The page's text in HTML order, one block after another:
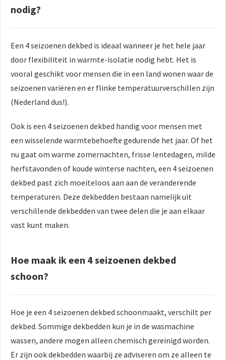
nodig?
Een 4 seizoenen dekbed is ideaal wanneer je het hele jaar
door flexibiliteit in warmte-isolatie nodig hebt. Het is
vooral geschikt voor mensen die in een land wonen waar de
seizoenen variëren en er flinke temperatuurverschillen zijn
(Nederland dus!).
Ook is een 4 seizoenen dekbed handig voor mensen met
een wisselende warmtebehoefte gedurende het jaar. Of het
nu gaat om warme zomernachten, frisse lentedagen, milde
herfstavonden of koude winterse nachten, een 4 seizoenen
dekbed past zich moeiteloos aan aan de veranderende
temperaturen. Deze dekbedden bestaan namelijk uit
verschillende dekbedden van twee delen die je aan elkaar
vast kunt maken.
Hoe maak ik een 4 seizoenen dekbed
schoon?
Hoe je een 4 seizoenen dekbed schoonmaakt, verschilt per
dekbed. Sommige dekbedden kun je in de wasmachine
wassen, andere mogen alleen chemisch gereinigd worden.
Er zijn ook dekbedden waarbij ze adviseren om ze alleen te